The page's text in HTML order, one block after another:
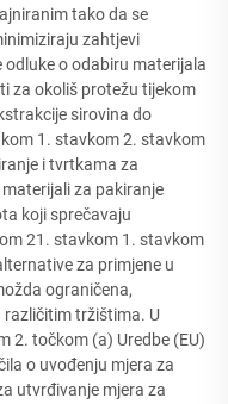
tako da se
zahtjevi
o odabiru materijala
za okoliš protežu tijekom
sirovina do
1. stavkom 2. stavkom
i tvrtkama za
za pakiranje
koji sprečavaju
21. stavkom 1. stavkom
za primjene u
ograničena,
tržištima. U
2. točkom (a) Uredbe (EU)
o uvođenju mjera za
utvrđivanje mjera za